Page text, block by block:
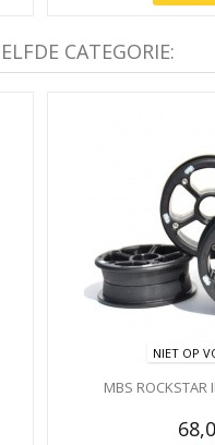
CATEGORIE:
NIET OP
MBS ROCKSTAR